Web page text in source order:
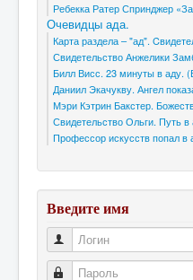
Ребекка Ратер Спринджер
Очевидцы ада.
Карта раздела – "ад".
Свидетельство Анжелики
Билл Висс. 23 минуты в аду.
Даниил Экачукву. Ангел
Мэри Кэтрин Бакстер.
Свидетельство Ольги. Путь
Профессор искусств попал в
Введите имя
Логин
Пароль